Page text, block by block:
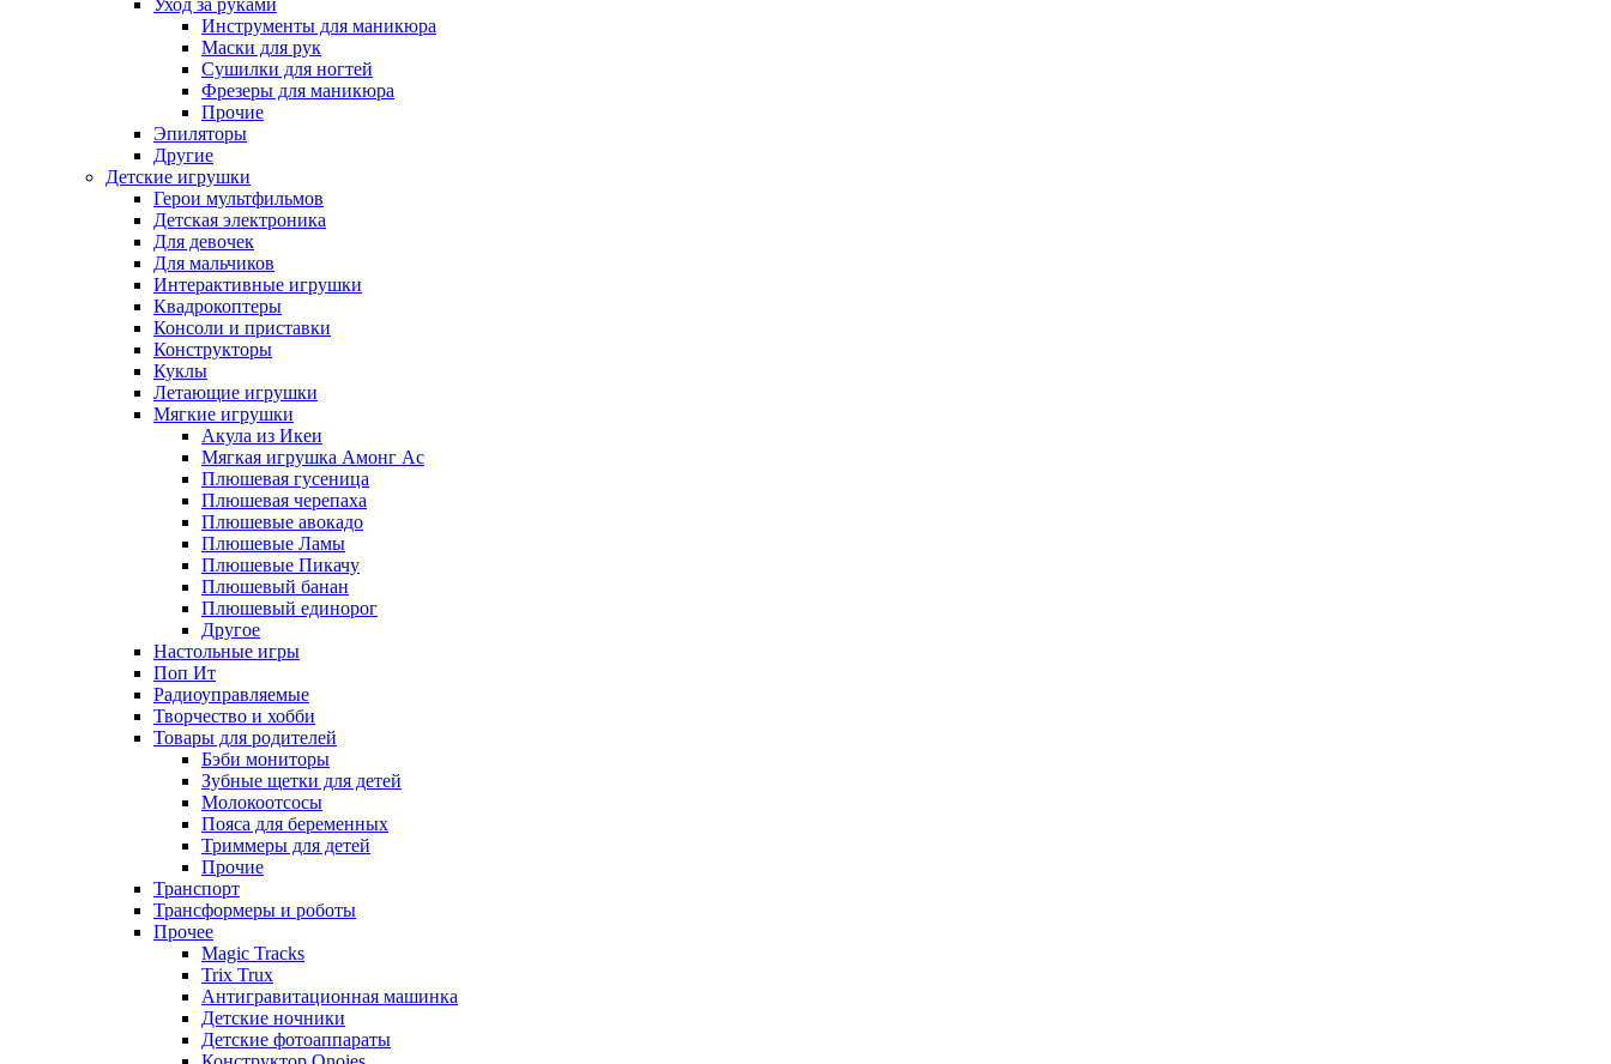
Уход за руками
Инструменты для маникюра
Маски для рук
Сушилки для ногтей
Фрезеры для маникюра
Прочие
Эпиляторы
Другие
Детские игрушки
Герои мультфильмов
Детская электроника
Для девочек
Для мальчиков
Интерактивные игрушки
Квадрокоптеры
Консоли и приставки
Конструкторы
Куклы
Летающие игрушки
Мягкие игрушки
Акула из Икеи
Мягкая игрушка Амонг Ас
Плюшевая гусеница
Плюшевая черепаха
Плюшевые авокадо
Плюшевые Ламы
Плюшевые Пикачу
Плюшевый банан
Плюшевый единорог
Другое
Настольные игры
Поп Ит
Радиоуправляемые
Творчество и хобби
Товары для родителей
Бэби мониторы
Зубные щетки для детей
Молокоотсосы
Пояса для беременных
Триммеры для детей
Прочие
Транспорт
Трансформеры и роботы
Прочее
Magic Tracks
Trix Trux
Антигравитационная машинка
Детские ночники
Детские фотоаппараты